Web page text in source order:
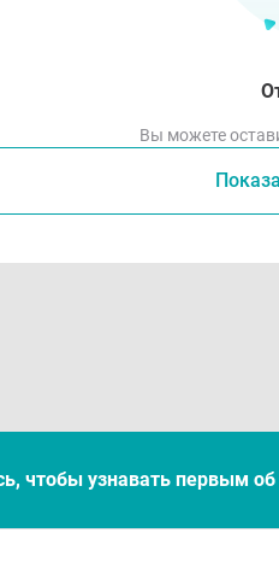
Вы можете
чтобы узнавать первым